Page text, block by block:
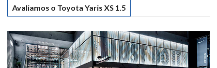
Avaliamos o Toyota Yaris XS 1.5